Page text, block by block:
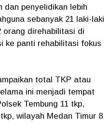
dan penyelidikan lebih
sebanyak 21 laki-laki
orang direhabilitasi di
ke panti rehabilitasi fokus
total TKP atau
ini menjadi tempat
Tembung 11 tkp,
wilayah Medan Timur 8